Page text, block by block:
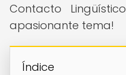
Contacto
apasionante tema!
Índice